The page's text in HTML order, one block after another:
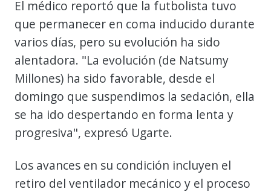
El médico reportó que la futbolista tuvo
que permanecer en coma inducido durante
varios días, pero su evolución ha sido
alentadora. "La evolución (de Natsumy
Millones) ha sido favorable, desde el
domingo que suspendimos la sedación, ella
se ha ido despertando en forma lenta y
progresiva", expresó Ugarte.
Los avances en su condición incluyen el
retiro del ventilador mecánico y el proceso